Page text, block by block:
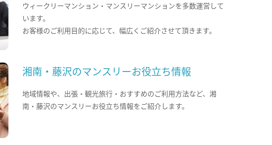
ウィークリーマンション・マンスリーマンションを多数運営して
います。
お客様のご利用目的に応じて、幅広くご紹介させて頂きます。
湘南・藤沢のマンスリーお役立ち情報
地域情報や、出張・観光旅行・おすすめのご利用方法など、湘
南・藤沢のマンスリーお役立ち情報をご紹介します。